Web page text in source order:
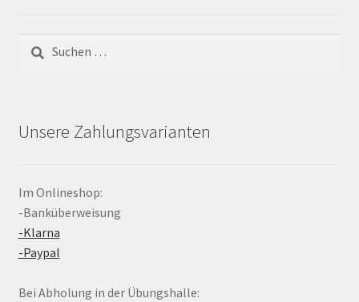
Suchen
nach:
Unsere Zahlungsvarianten
Im Onlineshop:
-Banküberweisung
-Klarna
-Paypal
Bei Abholung in der Übungshalle: